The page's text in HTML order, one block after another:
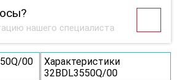
нашего специалиста
00
Характеристики
32BDL3550Q/00